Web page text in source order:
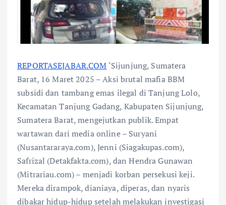
REPORTASEJABAR.COM ‘Sijunjung, Sumatera
Barat, 16 Maret 2025 – Aksi brutal mafia BBM
subsidi dan tambang emas ilegal di Tanjung Lolo,
Kecamatan Tanjung Gadang, Kabupaten Sijunjung,
Sumatera Barat, mengejutkan publik. Empat
wartawan dari media online – Suryani
(Nusantararaya.com), Jenni (Siagakupas.com),
Safrizal (Detakfakta.com), dan Hendra Gunawan
(Mitrariau.com) – menjadi korban persekusi keji.
Mereka dirampok, dianiaya, diperas, dan nyaris
dibakar hidup-hidup setelah melakukan investigasi